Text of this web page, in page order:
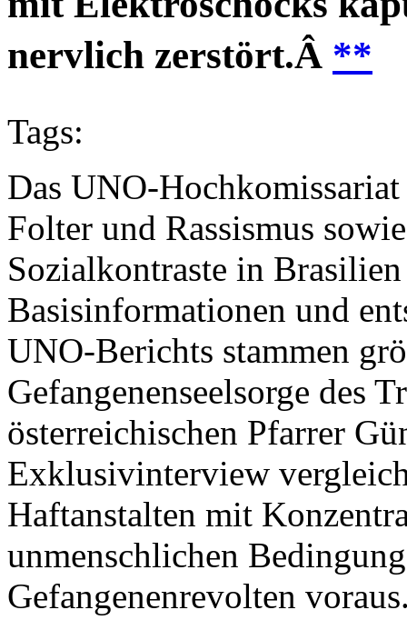
nervlich zerstört.Â **
Tags:
Das UNO-
Folter und Rassismus
Sozialkontraste in
Basisinformationen und
UNO-Berichts stammen
Gefangenenseelsorge des
österreichischen Pfarrer
Exklusivinterview
Haftanstalten mit
unmenschlichen
Gefangenenrevolten